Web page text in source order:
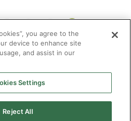
you agree to the
device to enhance site
and assist in our
Settings
Reject All